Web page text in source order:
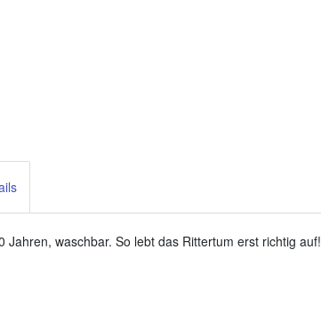
Jahren, waschbar. So lebt das Rittertum erst richtig auf!